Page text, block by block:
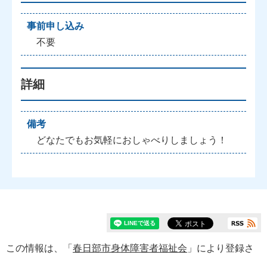
事前申し込み
不要
詳細
備考
どなたでもお気軽におしゃべりしましょう！
この情報は、「 春日部市身体障害者福祉会 」により登録さ